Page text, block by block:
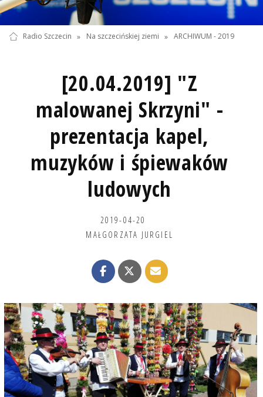
Radio Szczecin » Na szczecińskiej ziemi » ARCHIWUM - 2019
[20.04.2019] "Z
malowanej Skrzyni" -
prezentacja kapel,
muzyków i śpiewaków
ludowych
2019-04-20
MAŁGORZATA JURGIEL